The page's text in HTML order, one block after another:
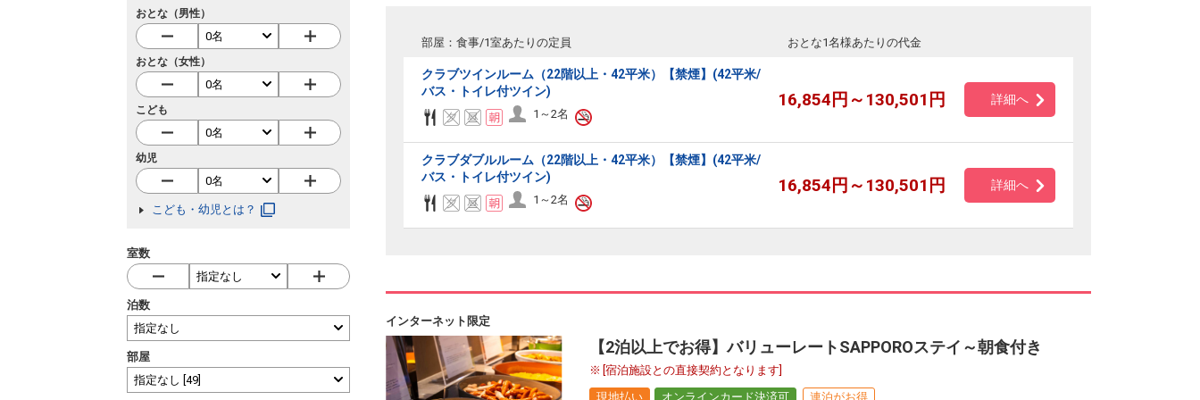
おとな（男性）
おとな（女性）
こども
幼児
こども・幼児とは？
室数
泊数
部屋
部屋：食事/1室あたりの定員 おとな1名様あたりの代金
クラブツインルーム（22階以上・42平米）【禁煙】(42平米/
バス・トイレ付ツイン)
1～2名
16,854円～130,501円 詳細へ
クラブダブルルーム（22階以上・42平米）【禁煙】(42平米/
バス・トイレ付ツイン)
1～2名
16,854円～130,501円 詳細へ
インターネット限定
【2泊以上でお得】バリューレートSAPPOROステイ～朝食付き
[宿泊施設との直接契約となります]
現地払い
オンラインカード決済可 連泊がお得